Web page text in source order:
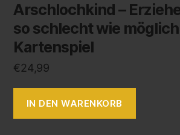
Arschlochkind –
so schlecht wie
Kartenspiel
€24,99
IN DEN WARENKORB